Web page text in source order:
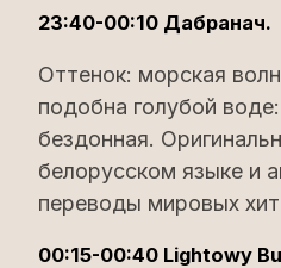
23:40-00:10 Дабранач.
Оттенок: морская
подобна голубой
бездонная.
белорусском языке и
переводы мировых
00:15-00:40 Lightowy